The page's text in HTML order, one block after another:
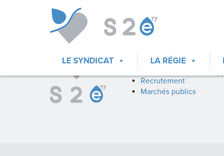
LE SYNDICAT LA RÉGIE
ACCÈS DIRECTS
Fil d’infos
Recrutement
Marchés publics